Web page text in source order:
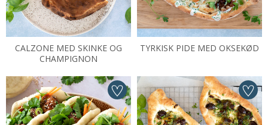
CALZONE MED SKINKE OG
CHAMPIGNON
TYRKISK PIDE MED OKSEKØD